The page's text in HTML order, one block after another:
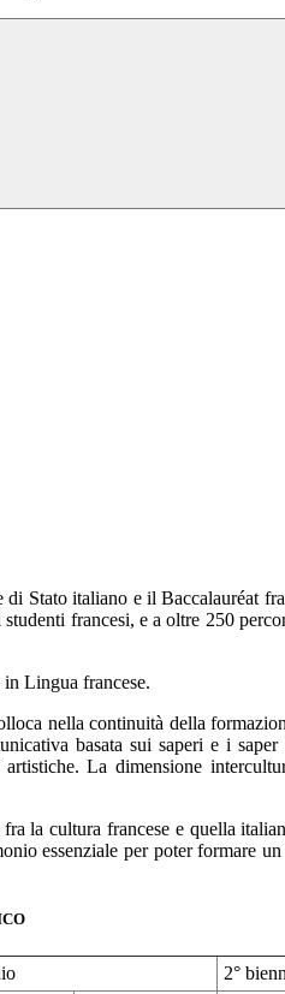
Stato italiano e il Baccalauréat
francesi, e a oltre 250
Lingua francese.
nella continuità della
basata sui saperi e i
La dimensione
la cultura francese e quella
essenziale per poter formare
2°